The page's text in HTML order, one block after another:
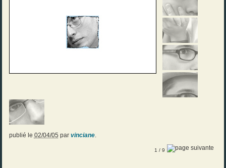
publié le 02/04/05 par vinciane.
1 / 9